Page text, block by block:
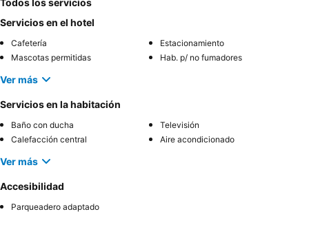
Todos los servicios
Servicios en el hotel
Cafetería
Estacionamiento
Mascotas permitidas
Hab. p/ no fumadores
Ver más
Servicios en la habitación
Baño con ducha
Televisión
Calefacción central
Aire acondicionado
Ver más
Accesibilidad
Parqueadero adaptado